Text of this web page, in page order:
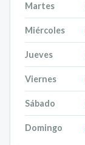
Martes
Miércoles
Jueves
Viernes
Sábado
Domingo